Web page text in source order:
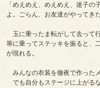
「めえめえ、めえめえ、迷子
よ。ごらん、お友達がやってきた
玉に乗ったま転がして去って
箒に乗ってステッキを振ると、
が現れる。
みんなの衣装を徹夜で作ったメ
でも自分もステージに上がる